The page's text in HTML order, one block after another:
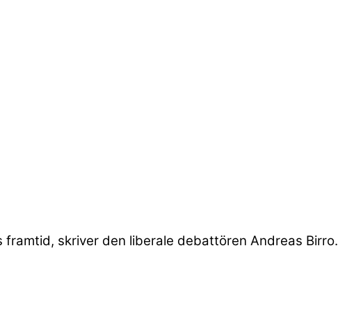
skriver den liberale debattören Andreas Birro.